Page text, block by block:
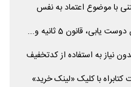
با موضوع اعتماد به نفس
قانون 5 ثانیه و...
نیاز به استفاده از کدتخفیف
با کلیک «لینک خرید»